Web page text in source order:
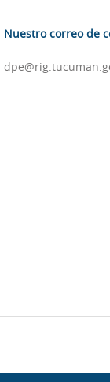
Nuestro correo de